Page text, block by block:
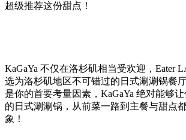
超级推荐这份甜点！
KaGaYa 不仅在洛杉矶相当受欢迎，Eater
选为洛杉矶地区不可错过的日式涮涮锅餐
是你的首要考量因素，KaGaYa 绝对能够
的日式涮涮锅，从前菜一路到主餐与甜点
象！